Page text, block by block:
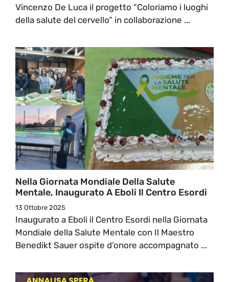
Vincenzo De Luca il progetto “Coloriamo i luoghi
della salute del cervello” in collaborazione ...
Nella Giornata Mondiale Della Salute
Mentale, Inaugurato A Eboli Il Centro Esordi
13 Ottobre 2025
Inaugurato a Eboli il Centro Esordi nella Giornata
Mondiale della Salute Mentale con Il Maestro
Benedikt Sauer ospite d’onore accompagnato ...